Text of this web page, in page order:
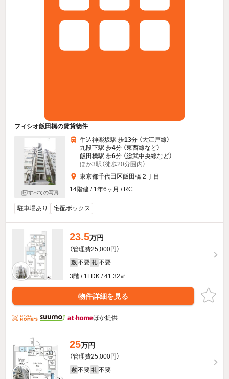
フィシオ飯田橋の賃貸物件
すべての写真
牛込神楽坂駅 歩13分 （大江戸線）
九段下駅 歩4分 （東西線など）
飯田橋駅 歩6分 （総武中央線など）
ほか3駅（徒歩20分圏内）
東京都千代田区飯田橋２丁目
14階建 / 1年6ヶ月 / RC
駐車場あり 宅配ボックス
23.5万円
（管理費25,000円）
敷 不要 礼 不要
3階 / 1LDK / 41.32㎡
物件詳細を見る
ほか提供
25万円
（管理費25,000円）
敷 不要 礼 不要